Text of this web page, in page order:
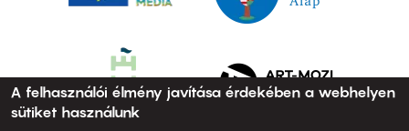
A felhasználói élmény javítása érdekében a webhelyen
sütiket használunk